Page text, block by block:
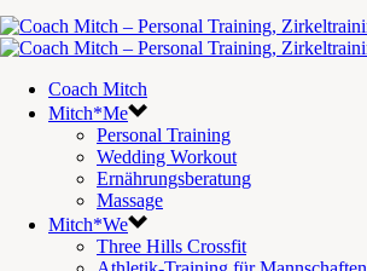
Coach Mitch
Mitch*Me
Personal Training
Wedding Workout
Ernährungsberatung
Massage
Mitch*We
Three Hills Crossfit